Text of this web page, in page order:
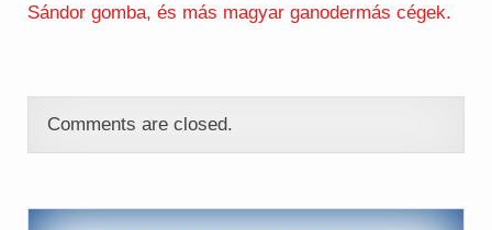
Sándor gomba, és más magyar ganodermás cégek.
Comments are closed.